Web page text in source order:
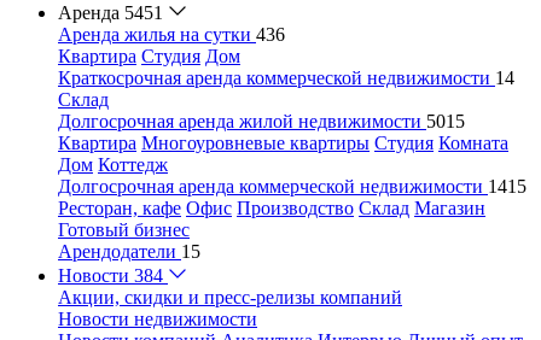
Аренда 5451
Аренда жилья на сутки 436
Квартира Студия Дом
Краткосрочная аренда коммерческой недвижимости 14
Склад
Долгосрочная аренда жилой недвижимости 5015
Квартира Многоуровневые квартиры Студия Комната
Дом Коттедж
Долгосрочная аренда коммерческой недвижимости 1415
Ресторан, кафе Офис Производство Склад Магазин
Готовый бизнес
Арендодатели 15
Новости 384
Акции, скидки и пресс-релизы компаний
Новости недвижимости